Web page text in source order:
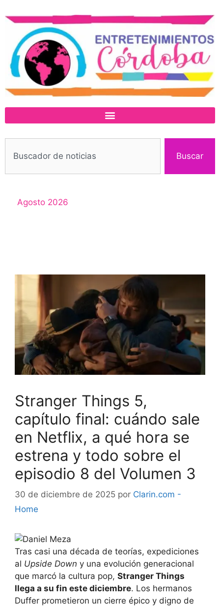
Buscar
Agosto 2026
Stranger Things 5,
capítulo final: cuándo sale
en Netflix, a qué hora se
estrena y todo sobre el
episodio 8 del Volumen 3
30 de diciembre de 2025 por Clarin.com -
Home
Tras casi una década de teorías, expediciones
al Upside Down y una evolución generacional
que marcó la cultura pop, Stranger Things
llega a su fin este diciembre. Los hermanos
Duffer prometieron un cierre épico y digno de